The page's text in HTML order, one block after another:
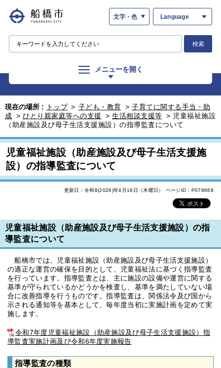
文字・色 Language
検索
メニューを開く
現在の場所 : トップ > 子ども・教育 > 子育てに関する手当・助
成 > ひとり親家庭等への支援 > 生活相談支援等 > 児童福祉施設
（助産施設及び母子生活支援施設）の指導監査について
児童福祉施設（助産施設及び母子生活支援施
設）の指導監査について
更新日：令和8(2026)年4月16日（木曜日） ページID：P078668
児童福祉施設（助産施設及び母子生活支援施設）の指
導監査について
船橋市では、児童福祉施設（助産施設及び母子生活支援施設）
の適正な運営の確保を目的として、児童福祉法に基づく指導監査
を行っています。指導監査とは、主に施設の設備や運営に関する
基準が守られているかどうかを検査し、基準を満たしていない場
合に改善指導を行うものです。指導監査は、関係法令及び国から
示される通知等を基本として、毎年度当初に実施計画を定めて実
施します。
令和7年度児童福祉施設（助産施設及び母子生活支援施設）指
導監査実施計画及び令和6年度実施報告
指導監査の種類